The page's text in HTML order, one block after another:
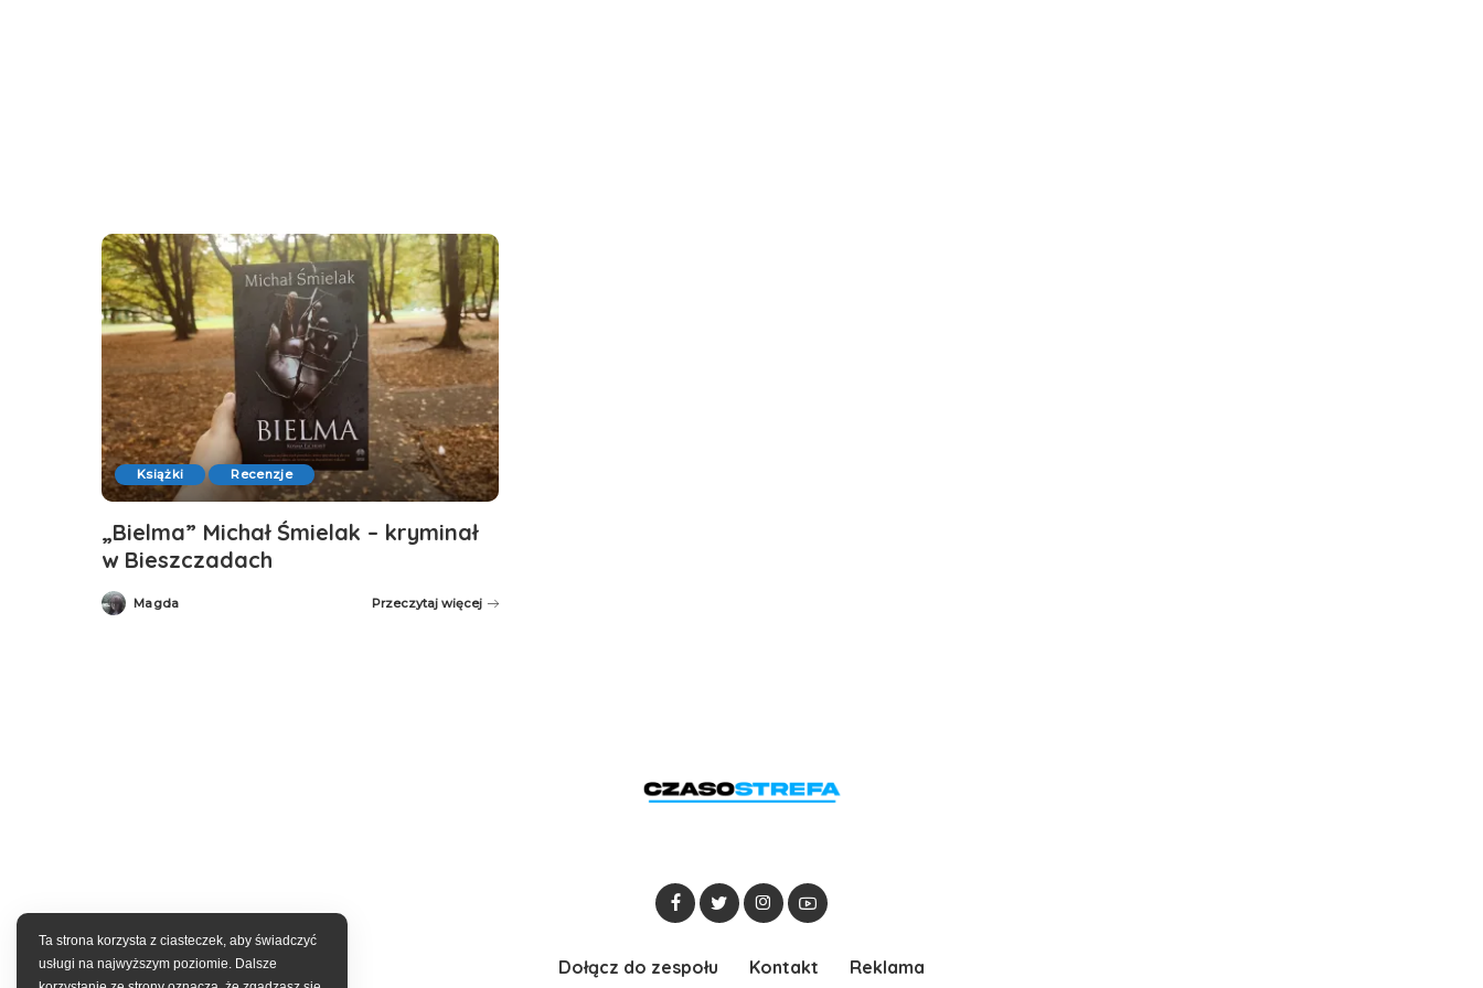
Książki Recenzje
„Bielma” Michał Śmielak – kryminał
w Bieszczadach
Posted
by
Magda Przeczytaj więcej
Dołącz do zespołu Kontakt Reklama
Ta strona korzysta z ciasteczek, aby świadczyć
usługi na najwyższym poziomie. Dalsze